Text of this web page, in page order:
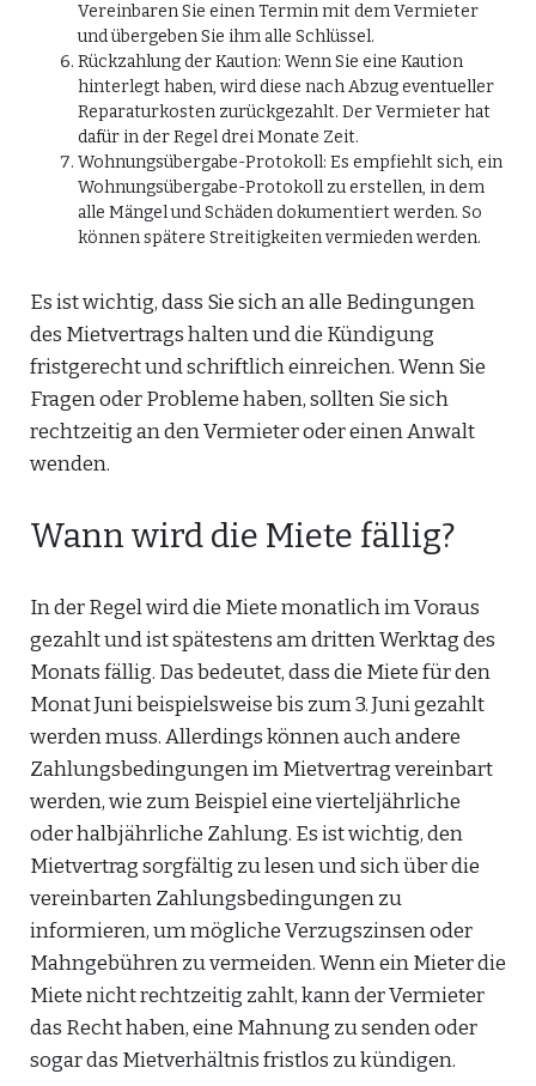
Vereinbaren Sie einen Termin mit dem Vermieter
und übergeben Sie ihm alle Schlüssel.
Rückzahlung der Kaution: Wenn Sie eine Kaution
hinterlegt haben, wird diese nach Abzug eventueller
Reparaturkosten zurückgezahlt. Der Vermieter hat
dafür in der Regel drei Monate Zeit.
Wohnungsübergabe-Protokoll: Es empfiehlt sich, ein
Wohnungsübergabe-Protokoll zu erstellen, in dem
alle Mängel und Schäden dokumentiert werden. So
können spätere Streitigkeiten vermieden werden.
Es ist wichtig, dass Sie sich an alle Bedingungen
des Mietvertrags halten und die Kündigung
fristgerecht und schriftlich einreichen. Wenn Sie
Fragen oder Probleme haben, sollten Sie sich
rechtzeitig an den Vermieter oder einen Anwalt
wenden.
Wann wird die Miete fällig?
In der Regel wird die Miete monatlich im Voraus
gezahlt und ist spätestens am dritten Werktag des
Monats fällig. Das bedeutet, dass die Miete für den
Monat Juni beispielsweise bis zum 3. Juni gezahlt
werden muss. Allerdings können auch andere
Zahlungsbedingungen im Mietvertrag vereinbart
werden, wie zum Beispiel eine vierteljährliche
oder halbjährliche Zahlung. Es ist wichtig, den
Mietvertrag sorgfältig zu lesen und sich über die
vereinbarten Zahlungsbedingungen zu
informieren, um mögliche Verzugszinsen oder
Mahngebühren zu vermeiden. Wenn ein Mieter die
Miete nicht rechtzeitig zahlt, kann der Vermieter
das Recht haben, eine Mahnung zu senden oder
sogar das Mietverhältnis fristlos zu kündigen.